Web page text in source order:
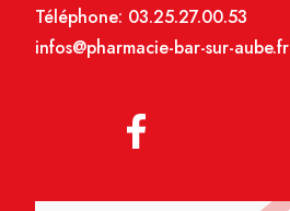
Téléphone: 03.25.27.00.53
infos@pharmacie-bar-sur-aube.fr